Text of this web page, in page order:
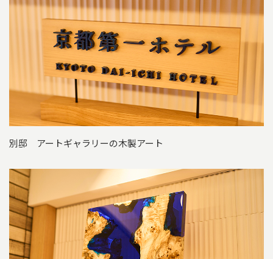
別邸 アートギャラリーの木製アート